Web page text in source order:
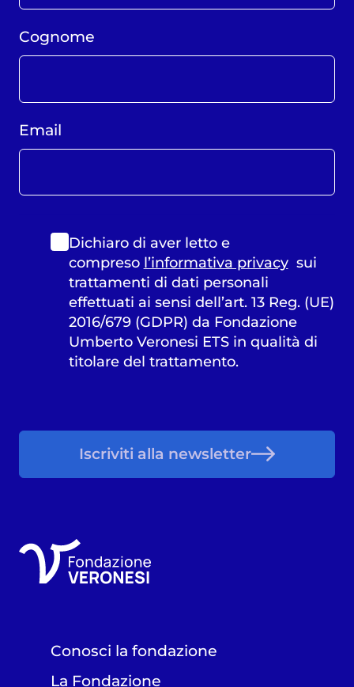
Cognome
Email
Dichiaro di aver letto e
compreso l’informativa privacysui
trattamenti di dati personali
effettuati ai sensi dell’art. 13 Reg. (UE)
2016/679 (GDPR) da Fondazione
Umberto Veronesi ETS in qualità di
titolare del trattamento.
Iscriviti alla newsletter
Conosci la fondazione
La Fondazione